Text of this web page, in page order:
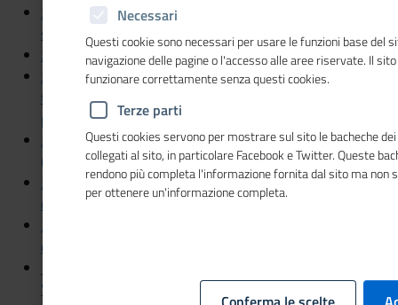
28/03/2024 - Il Messaggero - Unioncamere: hotel verso il
sold out per il Giubileo "Servono più addetti"
28/03/2024 . IL TEMPO - Giubileo, è caccia al personale
28/03/2024 - Il Sole 24 ORE - Il Giubileo spinge la spesa
turistica (+81,5%) Rischio overbooking e carenza di
personale
28/03/2024 - Corriere della Sera - In vista del Giubileo
(attese 35 milioni di presenze)
28/03/2024 - Avvenire - Per il Giubileo a Roma in arrivo 35
milioni di persone
26/03/2024 - Il Messaggero - Nella Pa 681mila assunzioni
entro il 2023
"miracolo" continua ancora
Necessari
Questi cookie sono necessari per usare le funzioni base del
navigazione delle pagine o l'accesso alle aree riservate. Il
funzionare correttamente senza questi cookies.
Terze parti
Questi cookies servono per mostrare sul sito le bacheche
collegati al sito, in particolare Facebook e Twitter. Queste
rendono più completa l'informazione fornita dal sito ma non
per ottenere un'informazione completa.